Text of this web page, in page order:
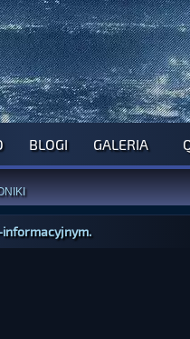
BLOGI GALERIA
JAK REDAKTOR